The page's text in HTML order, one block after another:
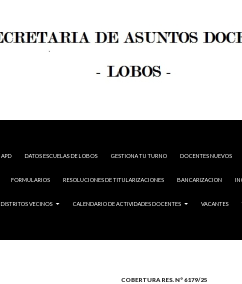
APD DATOS ESCUELAS DE LOBOS GESTIONA TU TURNO DOCENTES NUEVOS
FORMULARIOS RESOLUCIONES DE TITULARIZACIONES BANCARIZACION
DISTRITOS VECINOS CALENDARIO DE ACTIVIDADES DOCENTES VACANTES
COBERTURA RES. N° 6179/25